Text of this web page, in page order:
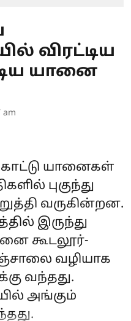
விரட்டிய
யானை
am
காட்டு யானைகள்
புகுந்து
வருகின்றன.
இருந்து
கூடலூர்-
வழியாக
வந்தது.
அங்கும்